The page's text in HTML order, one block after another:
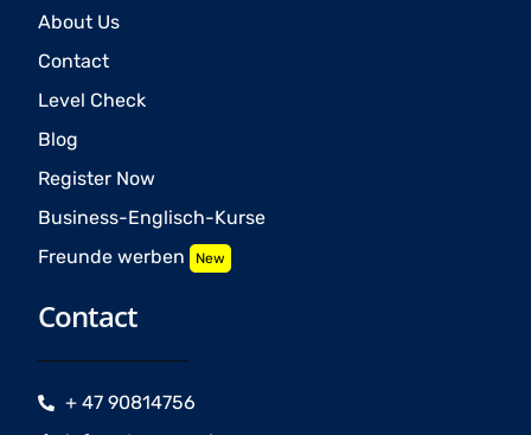
About Us
Contact
Level Check
Blog
Register Now
Business-Englisch-Kurse
Freunde werben New
Contact
+ 47 90814756